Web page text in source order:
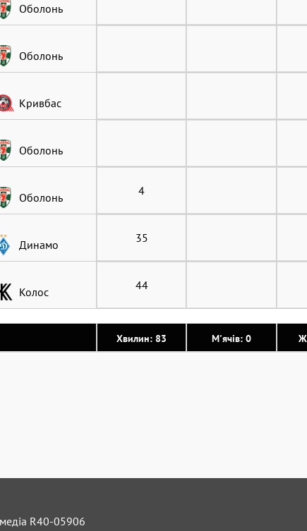
Хвилин: 83 М'ячів: 0
Оболонь
Оболонь
Кривбас
Оболонь
Оболонь 4
Динамо 35
Колос 44
R40-05906